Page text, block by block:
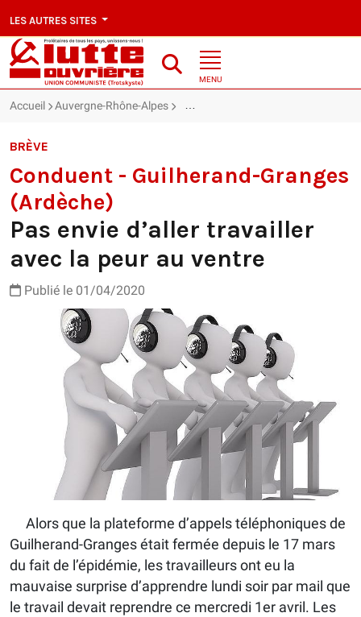
LES AUTRES SITES
MENU
Accueil Auvergne-Rhône-Alpes Conduent - Guilherand-Granges
BRÈVE
Conduent - Guilherand-Granges
(Ardèche)
Pas envie d’aller travailler
avec la peur au ventre
Publié le 01/04/2020
Alors que la plateforme d’appels téléphoniques de
Guilherand-Granges était fermée depuis le 17 mars
du fait de l’épidémie, les travailleurs ont eu la
mauvaise surprise d’apprendre lundi soir par mail que
le travail devait reprendre ce mercredi 1er avril. Les